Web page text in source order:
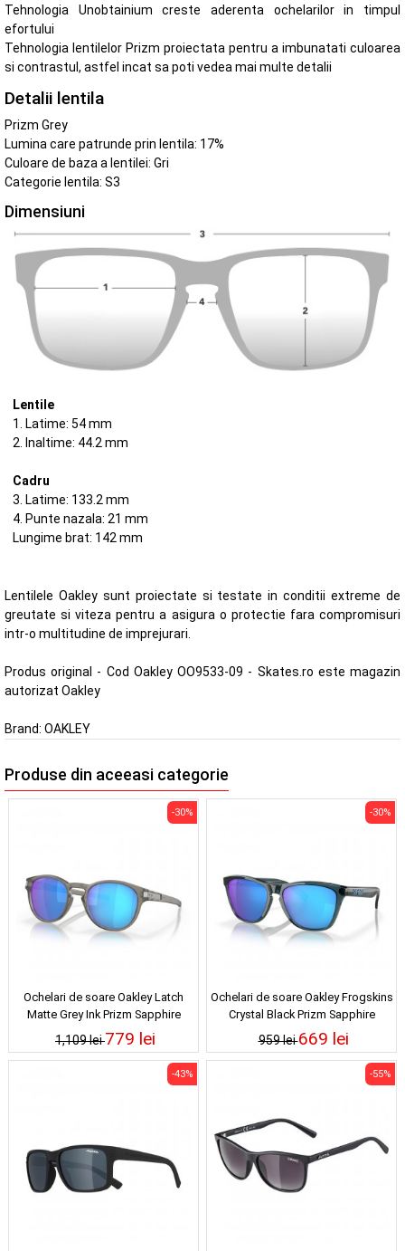
Tehnologia Unobtainium creste aderenta ochelarilor in timpul
efortului
Tehnologia lentilelor Prizm proiectata pentru a imbunatati culoarea
si contrastul, astfel incat sa poti vedea mai multe detalii
Detalii lentila
Prizm Grey
Lumina care patrunde prin lentila: 17%
Culoare de baza a lentilei: Gri
Categorie lentila: S3
Dimensiuni
Lentile
1. Latime: 54 mm
2. Inaltime: 44.2 mm
Cadru
3. Latime: 133.2 mm
4. Punte nazala: 21 mm
Lungime brat: 142 mm
Lentilele Oakley sunt proiectate si testate in conditii extreme de
greutate si viteza pentru a asigura o protectie fara compromisuri
intr-o multitudine de imprejurari.
Produs original - Cod Oakley OO9533-09 - Skates.ro este magazin
autorizat Oakley
Brand: OAKLEY
Produse din aceeasi categorie
Ochelari de soare Oakley Latch
Matte Grey Ink Prizm Sapphire
Polarized
1,109 lei
-30%
779 lei
Ochelari de soare Oakley Frogskins
Crystal Black Prizm Sapphire
Polarized
959 lei
-30%
669 lei
-43% -55%